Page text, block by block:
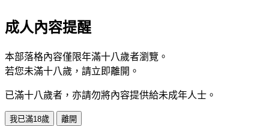
成人內容提醒
本部落格內容僅限年滿十八歲者瀏覽。
若您未滿十八歲，請立即離開。
已滿十八歲者，亦請勿將內容提供給未成年人士。
我已滿18歲 離開